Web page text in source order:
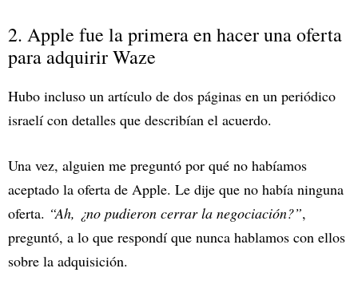
2. Apple fue la primera en hacer una oferta
para adquirir Waze
Hubo incluso un artículo de dos páginas en un periódico
israelí con detalles que describían el acuerdo.
Una vez, alguien me preguntó por qué no habíamos
aceptado la oferta de Apple. Le dije que no había ninguna
oferta. “Ah, ¿no pudieron cerrar la negociación?”,
preguntó, a lo que respondí que nunca hablamos con ellos
sobre la adquisición.